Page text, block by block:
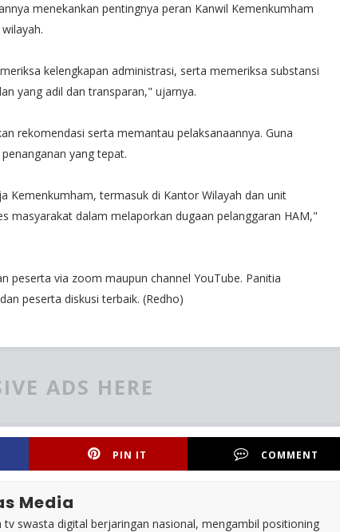
menekankan pentingnya peran Kanwil Kemenkumham
kelengkapan administrasi, serta memeriksa substansi
yang adil dan transparan," ujarnya.
rekomendasi serta memantau pelaksanaannya. Guna
yang tepat.
Kemenkumham, termasuk di Kantor Wilayah dan unit
masyarakat dalam melaporkan dugaan pelanggaran HAM,"
peserta via zoom maupun channel YouTube. Panitia
peserta diskusi terbaik. (Redho)
ADS HERE
PIN IT COMMENT
Media
tv swasta digital berjaringan nasional, mengambil positioning